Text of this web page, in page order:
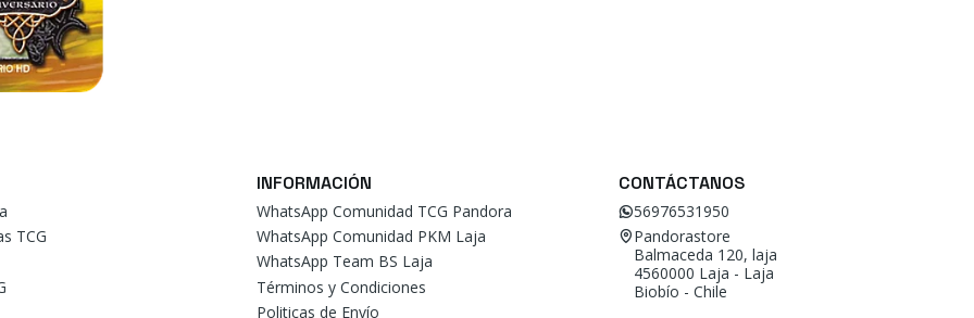
TCG
INFORMACIÓN
WhatsApp Comunidad TCG Pandora
WhatsApp Comunidad PKM Laja
WhatsApp Team BS Laja
Términos y Condiciones
Politicas de Envío
CONTÁCTANOS
56976531950
Pandorastore
Balmaceda 120, laja
4560000 Laja - Laja
Biobío - Chile